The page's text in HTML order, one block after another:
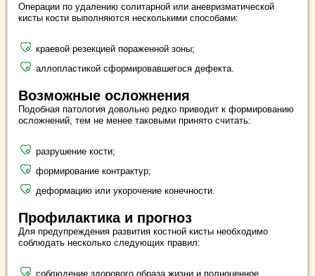
Операции по удалению солитарной или аневризматической
кисты кости выполняются несколькими способами:
краевой резекцией пораженной зоны;
аллопластикой сформировавшегося дефекта.
Возможные осложнения
Подобная патология довольно редко приводит к формированию
осложнений, тем не менее таковыми принято считать:
разрушение кости;
формирование контрактур;
деформацию или укорочение конечности.
Профилактика и прогноз
Для предупреждения развития костной кисты необходимо
соблюдать несколько следующих правил:
соблюдение здорового образа жизни и полноценное